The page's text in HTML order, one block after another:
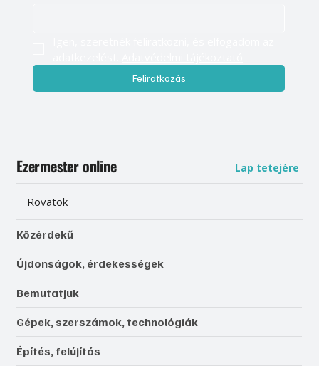
Feliratkozás
Ezermester online Lap tetejére
Rovatok
Közérdekű
Újdonságok, érdekességek
Bemutatjuk
Gépek, szerszámok, technológiák
Építés, felújítás